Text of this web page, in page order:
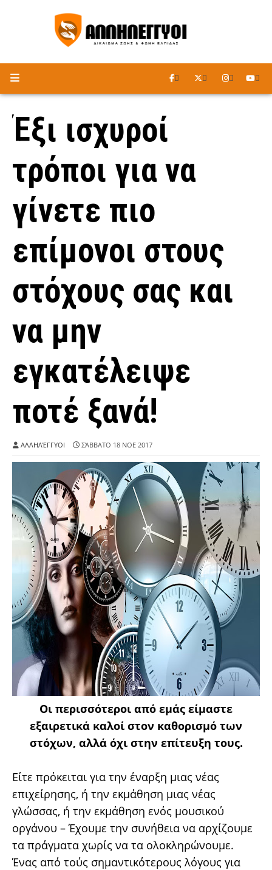
ΑΚΟΥΣΤΕ ΤΟ ΡΑΔΙΟΦΩΝΟ
Έξι ισχυροί
τρόποι για να
γίνετε πιο
επίμονοι στους
στόχους σας και
να μην
εγκατέλειψε
ποτέ ξανά!
ΑΛΛΗΛΈΓΓΥΟΙ ΣΆΒΒΑΤΟ 18 ΝΟΕ 2017
Οι περισσότεροι από εμάς είμαστε
εξαιρετικά καλοί στον καθορισμό των
στόχων, αλλά όχι στην επίτευξη τους.
Είτε πρόκειται για την έναρξη μιας νέας
επιχείρησης, ή την εκμάθηση μιας νέας
γλώσσας, ή την εκμάθηση ενός μουσικού
οργάνου – Έχουμε την συνήθεια να αρχίζουμε
τα πράγματα χωρίς να τα ολοκληρώνουμε.
Ένας από τούς σημαντικότερους λόγους για